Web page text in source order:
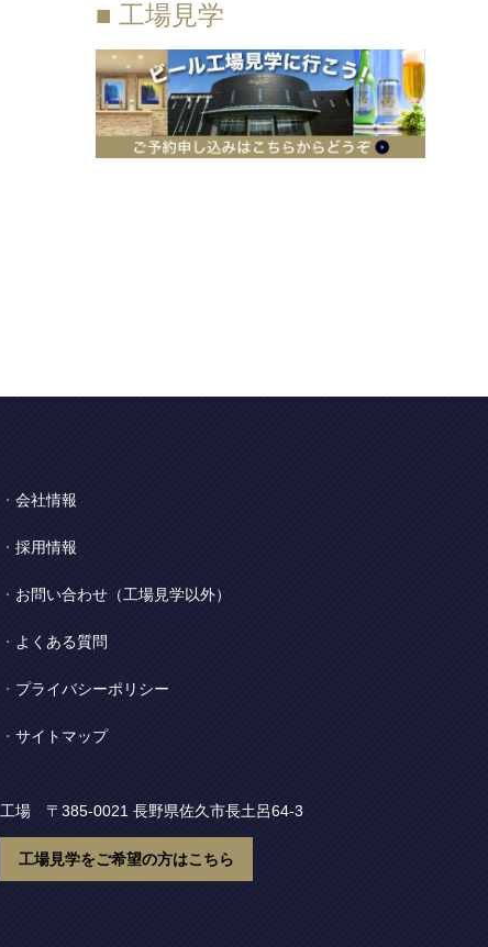
■ 工場見学
会社情報
採用情報
お問い合わせ（工場見学以外）
よくある質問
プライバシーポリシー
サイトマップ
工場 〒385-0021 長野県佐久市長土呂64-3
工場見学をご希望の方はこちら